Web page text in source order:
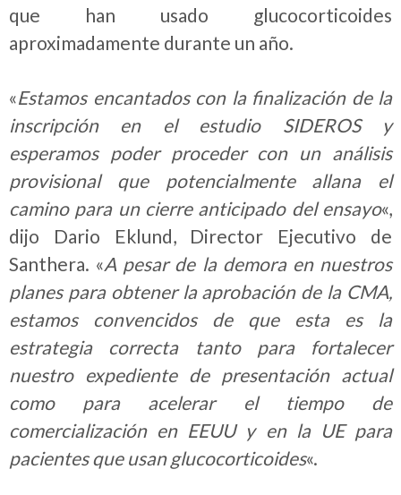
que han usado glucocorticoides
aproximadamente durante un año.
«Estamos encantados con la finalización de la
inscripción en el estudio SIDEROS y
esperamos poder proceder con un análisis
provisional que potencialmente allana el
camino para un cierre anticipado del ensayo«,
dijo Dario Eklund, Director Ejecutivo de
Santhera. «A pesar de la demora en nuestros
planes para obtener la aprobación de la CMA,
estamos convencidos de que esta es la
estrategia correcta tanto para fortalecer
nuestro expediente de presentación actual
como para acelerar el tiempo de
comercialización en EEUU y en la UE para
pacientes que usan glucocorticoides«.